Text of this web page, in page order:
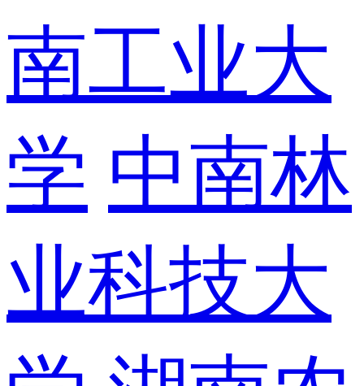
南工业大
学 中南林
业科技大